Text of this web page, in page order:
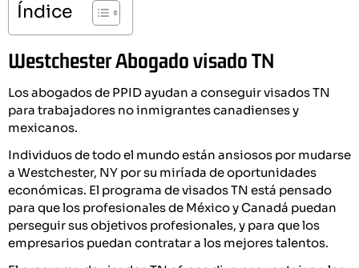
Índice
Westchester Abogado visado TN
Los abogados de PPID ayudan a conseguir visados TN
para trabajadores no inmigrantes canadienses y
mexicanos.
Individuos de todo el mundo están ansiosos por mudarse
a Westchester, NY por su miríada de oportunidades
económicas. El programa de visados TN está pensado
para que los profesionales de México y Canadá puedan
perseguir sus objetivos profesionales, y para que los
empresarios puedan contratar a los mejores talentos.